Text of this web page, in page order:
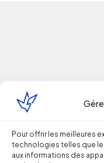
Pour offrir les meilleures
technologies telles que
aux informations des
Droit du Travail